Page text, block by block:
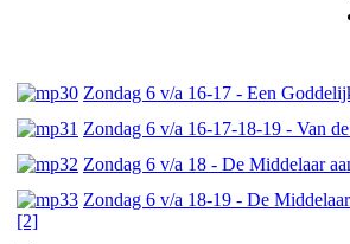
Zondag 6 v/a 16-17 - Een
Zondag 6 v/a 16-17-18-19 - Van
Zondag 6 v/a 18 - De Middelaar
Zondag 6 v/a 18-19 - De
[2]